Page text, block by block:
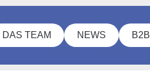
DAS TEAM NEWS B2B